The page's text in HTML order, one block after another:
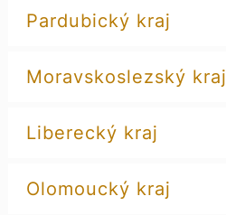
Pardubický kraj
Moravskoslezský kraj
Liberecký kraj
Olomoucký kraj